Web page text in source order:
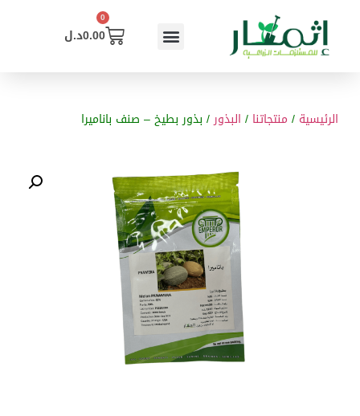
0.00د.ل
0
الرئيسية / منتجاتنا / البذور/ بذور بطيخ – صنف باناميرا